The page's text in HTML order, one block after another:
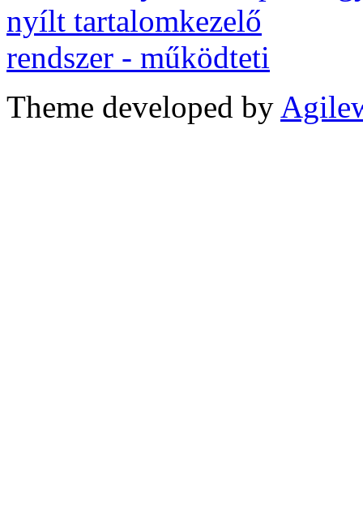
Theme developed by